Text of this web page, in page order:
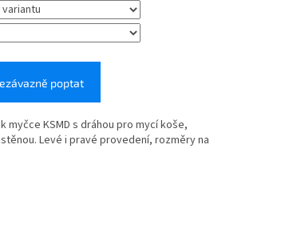
poptat
myčce KSMD s dráhou pro mycí koše,
Levé i pravé provedení, rozměry na